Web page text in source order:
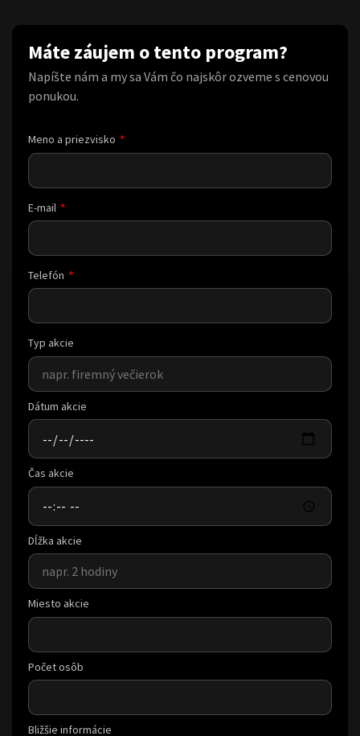
Máte záujem o tento program?
Napíšte nám a my sa Vám čo najskôr ozveme s cenovou
ponukou.
Meno a priezvisko
E-mail
Telefón
Typ akcie
Dátum akcie
Čas akcie
Dĺžka akcie
Miesto akcie
Počet osôb
Bližšie informácie